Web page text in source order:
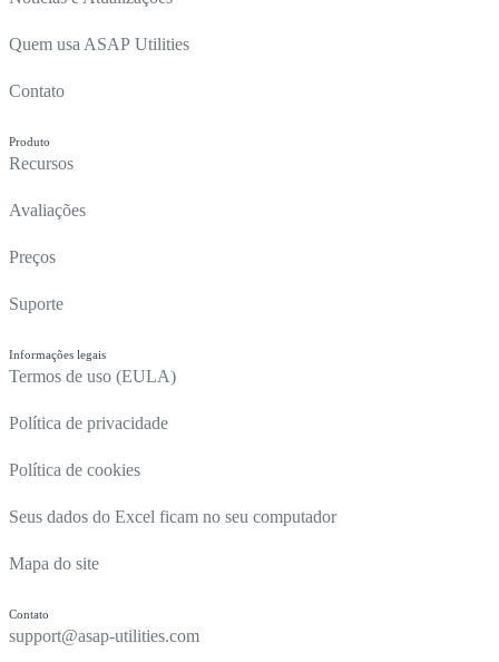
Quem usa ASAP Utilities
Contato
Produto
Recursos
Avaliações
Preços
Suporte
Informações legais
Termos de uso (EULA)
Política de privacidade
Política de cookies
Seus dados do Excel ficam no seu computador
Mapa do site
Contato
support@asap-utilities.com